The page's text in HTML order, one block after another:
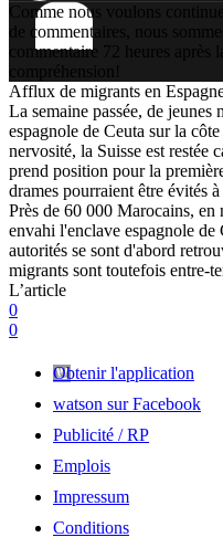
Comme nous voulons
de commentaires, nous
commentaire 72 heures
compréhension!
Afflux de migrants en
La semaine passée, de
espagnole de Ceuta sur la
nervosité, la Suisse est restée
prend position pour la
drames pourraient être évités
Près de 60 000 Marocains, en
envahi l'enclave espagnole de
autorités se sont d'abord
migrants sont toutefois entre-
L’article
0
0
Obtenir l'application
watson sur Facebook
Publicité / RP
Emplois
Impressum
Conditions